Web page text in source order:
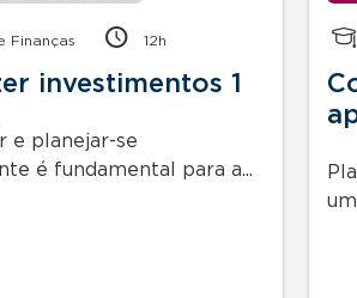
Finanças 12h
investimentos 1
e planejar-se
é fundamental para a...